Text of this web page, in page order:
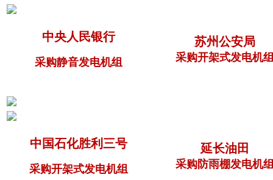
中央人民银行
采购静音发电机组
苏州公安局
采购开架式发电机
中国石化胜利三号
采购开架式发电机组
延长油田
采购防雨棚发电机